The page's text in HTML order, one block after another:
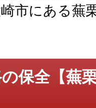
市にある蕪
保全【蕪